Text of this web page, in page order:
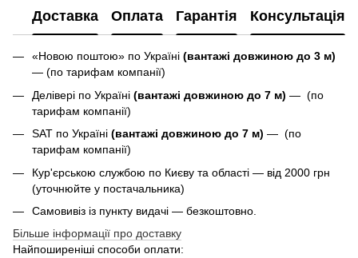
Доставка Оплата Гарантія Консультація
«Новою поштою» по Україні (вантажі довжиною до 3 м)
— (по тарифам компанії)
Делівері по Україні (вантажі довжиною до 7 м) — (по
тарифам компанії)
SAT по Україні (вантажі довжиною до 7 м) — (по
тарифам компанії)
Кур'єрською службою по Києву та області — від 2000 грн
(уточнюйте у постачальника)
Самовивіз із пункту видачі — безкоштовно.
Більше інформації про доставку
Найпоширеніші способи оплати: